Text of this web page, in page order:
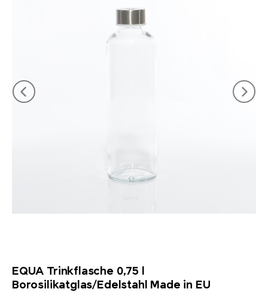
EQUA Trinkflasche 0,75 l
Borosilikatglas/Edelstahl Made in EU